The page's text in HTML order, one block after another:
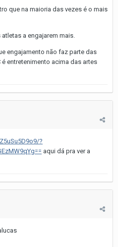
que na maioria das vezes é o mais
a engajarem mais.
engajamento não faz parte das
é entretenimento acima das artes
?
aqui dá pra ver a